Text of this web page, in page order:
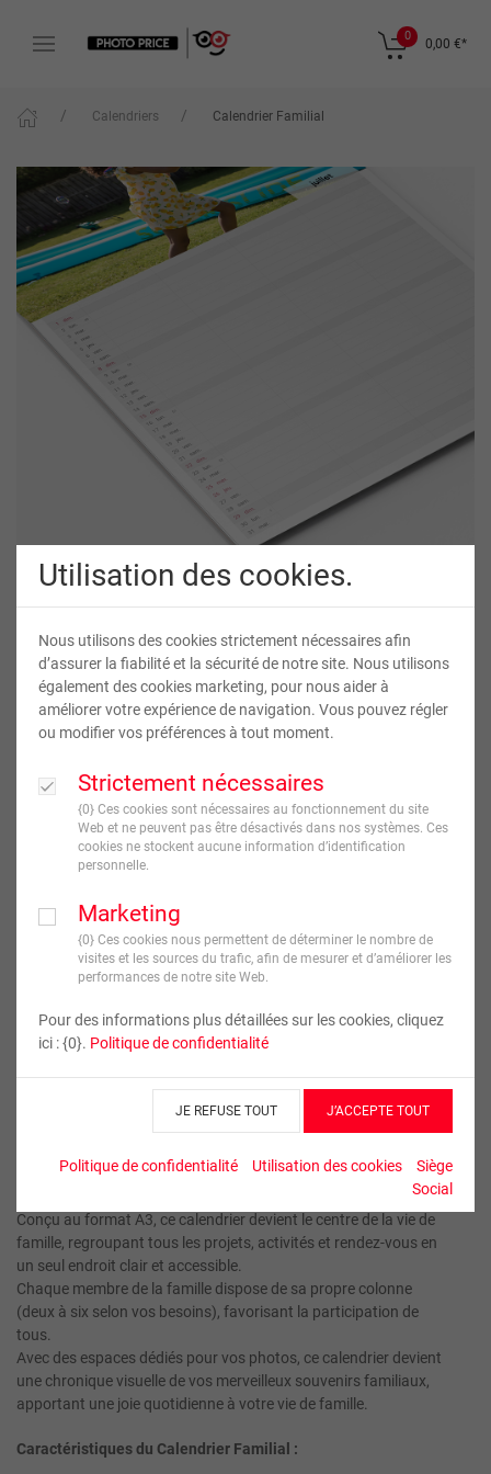
Utilisation des cookies.
Nous utilisons des cookies strictement nécessaires afin
d’assurer la fiabilité et la sécurité de notre site. Nous utilisons
également des cookies marketing, pour nous aider à
améliorer votre expérience de navigation. Vous pouvez régler
ou modifier vos préférences à tout moment.
Strictement nécessaires
{0} Ces cookies sont nécessaires au fonctionnement du site
Web et ne peuvent pas être désactivés dans nos systèmes. Ces
cookies ne stockent aucune information d’identification
personnelle.
Marketing
{0} Ces cookies nous permettent de déterminer le nombre de
visites et les sources du trafic, afin de mesurer et d’améliorer les
performances de notre site Web.
Pour des informations plus détaillées sur les cookies, cliquez
ici : {0}. Politique de confidentialité
JE REFUSE TOUT J’ACCEPTE TOUT
Politique de confidentialité Utilisation des cookies
Siège
Social
0
0,00 €*
Calendriers Calendrier Familial
Calendrier Familial
24,90 €
TVA incluse
JE CRÉE !
Livraison en 7 jour(s) ouvré(s)
Calendrier Familial
organisation optimale.
Conçu au format A3, ce calendrier devient le centre de la vie de
famille, regroupant tous les projets, activités et rendez-vous en
un seul endroit clair et accessible.
Chaque membre de la famille dispose de sa propre colonne
(deux à six selon vos besoins), favorisant la participation de
tous.
Avec des espaces dédiés pour vos photos, ce calendrier devient
une chronique visuelle de vos merveilleux souvenirs familiaux,
apportant une joie quotidienne à votre vie de famille.
Caractéristiques du Calendrier Familial :